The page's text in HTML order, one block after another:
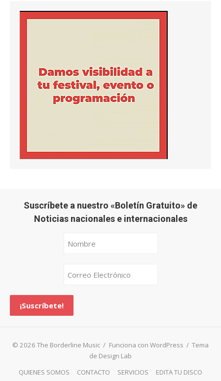
Suscríbete a nuestro «Boletín Gratuito» de
Noticias nacionales e internacionales
© 2026 The Borderline Music / Funciona con WordPress / Tema
de Design Lab
QUIENES SOMOS
CONTACTO SERVICIOS EDITA TU DISCO